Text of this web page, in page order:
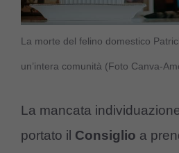
La morte del felino domestico
un’intera comunità (Foto Canva-
La mancata
portato il Consiglio a